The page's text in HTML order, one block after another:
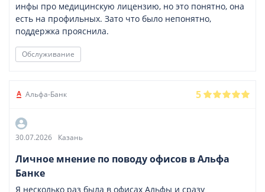
инфы про медицинскую лицензию, но это понятно, она
есть на профильных. Зато что было непонятно,
поддержка прояснила.
Обслуживание
Альфа-Банк 5
30.07.2026 Казань
Личное мнение по поводу офисов в Альфа
Банке
Я несколько раз была в офисах Альфы и сразу